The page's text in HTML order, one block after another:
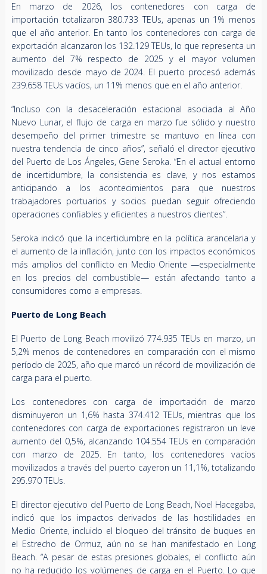
En marzo de 2026, los contenedores con carga de
importación totalizaron 380.733 TEUs, apenas un 1% menos
que el año anterior. En tanto los contenedores con carga de
exportación alcanzaron los 132.129 TEUs, lo que representa un
aumento del 7% respecto de 2025 y el mayor volumen
movilizado desde mayo de 2024. El puerto procesó además
239.658 TEUs vacíos, un 11% menos que en el año anterior.
“Incluso con la desaceleración estacional asociada al Año
Nuevo Lunar, el flujo de carga en marzo fue sólido y nuestro
desempeño del primer trimestre se mantuvo en línea con
nuestra tendencia de cinco años”, señaló el director ejecutivo
del Puerto de Los Ángeles, Gene Seroka. “En el actual entorno
de incertidumbre, la consistencia es clave, y nos estamos
anticipando a los acontecimientos para que nuestros
trabajadores portuarios y socios puedan seguir ofreciendo
operaciones confiables y eficientes a nuestros clientes”.
Seroka indicó que la incertidumbre en la política arancelaria y
el aumento de la inflación, junto con los impactos económicos
más amplios del conflicto en Medio Oriente —especialmente
en los precios del combustible— están afectando tanto a
consumidores como a empresas.
Puerto de Long Beach
El Puerto de Long Beach movilizó 774.935 TEUs en marzo, un
5,2% menos de contenedores en comparación con el mismo
período de 2025, año que marcó un récord de movilización de
carga para el puerto.
Los contenedores con carga de importación de marzo
disminuyeron un 1,6% hasta 374.412 TEUs, mientras que los
contenedores con carga de exportaciones registraron un leve
aumento del 0,5%, alcanzando 104.554 TEUs en comparación
con marzo de 2025. En tanto, los contenedores vacíos
movilizados a través del puerto cayeron un 11,1%, totalizando
295.970 TEUs.
El director ejecutivo del Puerto de Long Beach, Noel Hacegaba,
indicó que los impactos derivados de las hostilidades en
Medio Oriente, incluido el bloqueo del tránsito de buques en
el Estrecho de Ormuz, aún no se han manifestado en Long
Beach. “A pesar de estas presiones globales, el conflicto aún
no ha reducido los volúmenes de carga en el Puerto. Lo que